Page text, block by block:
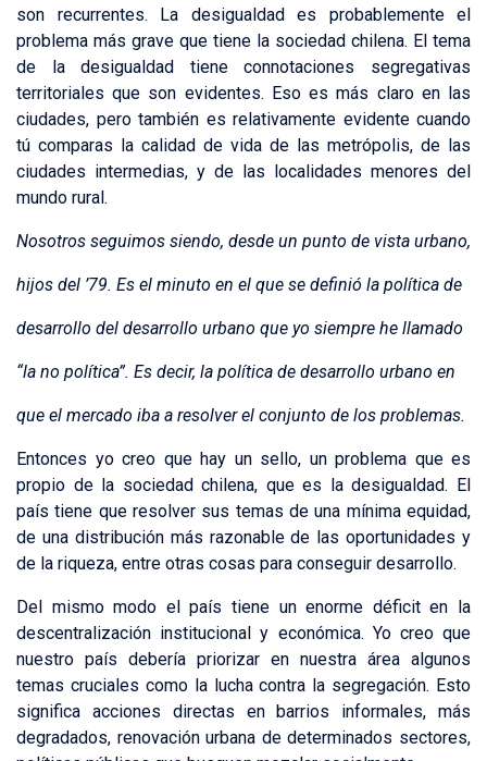
son recurrentes. La desigualdad es probablemente el
problema más grave que tiene la sociedad chilena. El tema
de la desigualdad tiene connotaciones segregativas
territoriales que son evidentes. Eso es más claro en las
ciudades, pero también es relativamente evidente cuando
tú comparas la calidad de vida de las metrópolis, de las
ciudades intermedias, y de las localidades menores del
mundo rural.
Nosotros seguimos siendo, desde un punto de vista urbano,
hijos del ’79. Es el minuto en el que se definió la política de
desarrollo del desarrollo urbano que yo siempre he llamado
“la no política”. Es decir, la política de desarrollo urbano en
que el mercado iba a resolver el conjunto de los problemas.
Entonces yo creo que hay un sello, un problema que es
propio de la sociedad chilena, que es la desigualdad. El
país tiene que resolver sus temas de una mínima equidad,
de una distribución más razonable de las oportunidades y
de la riqueza, entre otras cosas para conseguir desarrollo.
Del mismo modo el país tiene un enorme déficit en la
descentralización institucional y económica. Yo creo que
nuestro país debería priorizar en nuestra área algunos
temas cruciales como la lucha contra la segregación. Esto
significa acciones directas en barrios informales, más
degradados, renovación urbana de determinados sectores,